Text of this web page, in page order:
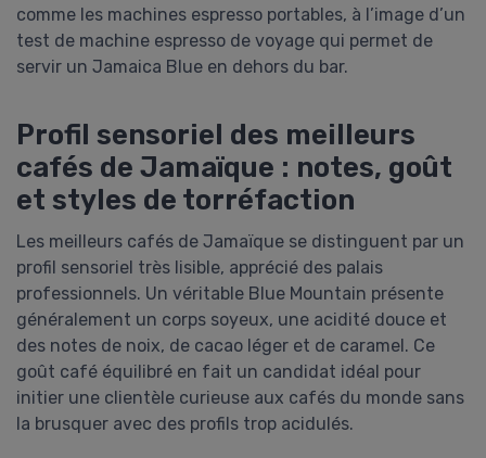
comme les machines espresso portables, à l’image d’un
test de machine espresso de voyage qui permet de
servir un Jamaica Blue en dehors du bar.
Profil sensoriel des meilleurs
cafés de Jamaïque : notes, goût
et styles de torréfaction
Les meilleurs cafés de Jamaïque se distinguent par un
profil sensoriel très lisible, apprécié des palais
professionnels. Un véritable Blue Mountain présente
généralement un corps soyeux, une acidité douce et
des notes de noix, de cacao léger et de caramel. Ce
goût café équilibré en fait un candidat idéal pour
initier une clientèle curieuse aux cafés du monde sans
la brusquer avec des profils trop acidulés.